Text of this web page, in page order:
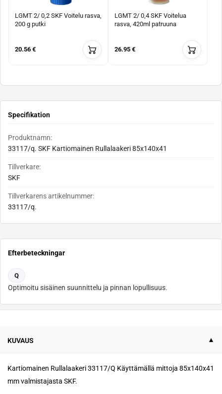
LGMT 2/ 0,2 SKF Voitelu rasva,
200 g putki
20.56 €
LGMT 2/ 0,4 SKF Voitelua
rasva, 420ml patruuna
26.95 €
Specifikation
Produktnamn:
33117/q. SKF Kartiomainen Rullalaakeri 85x140x41
Tillverkare:
SKF
Tillverkarens artikelnummer:
33117/q.
Efterbeteckningar
Q
Optimoitu sisäinen suunnittelu ja pinnan lopullisuus.
KUVAUS
Kartiomainen Rullalaakeri 33117/Q Käyttämällä mittoja 85x140x41
mm valmistajasta SKF.